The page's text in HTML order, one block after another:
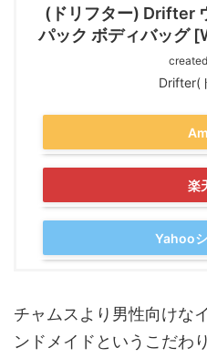
(ドリフター) Drifter
パック ボディバッグ
Drifter(
楽
Yahoo
チャムスより男性向けな
ンドメイドというこだわ